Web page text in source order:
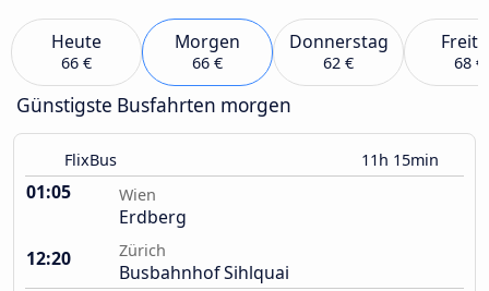
Heute
66 €
Morgen
66 €
Donnerstag
62 € 68 €
Günstigste Busfahrten morgen
FlixBus 11h 15min
01:05 Wien
Erdberg
12:20
Zürich
Busbahnhof Sihlquai